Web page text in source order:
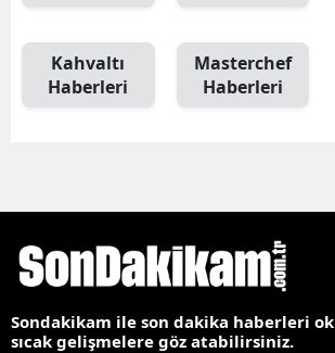
Kahvaltı
Haberleri
Masterchef
Haberleri
Sondakikam ile son dakika haberleri
sıcak gelişmelere göz atabilirsiniz.